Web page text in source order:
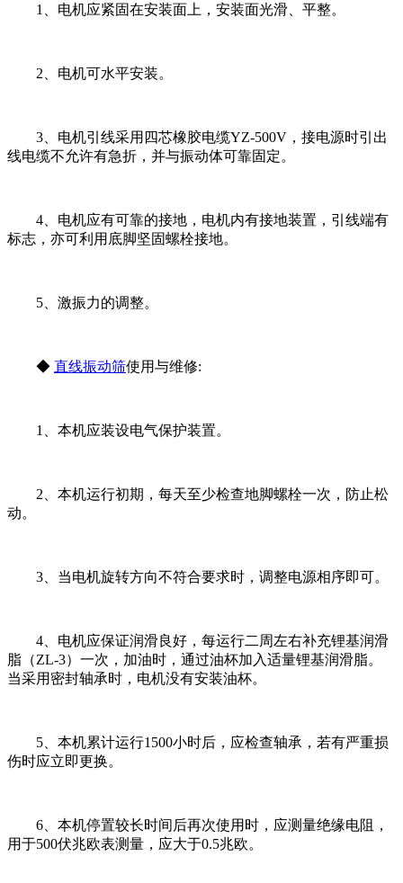
1、电机应紧固在安装面上，安装面光滑、平整。
2、电机可水平安装。
3、电机引线采用四芯橡胶电缆YZ-500V，接电源时引出
线电缆不允许有急折，并与振动体可靠固定。
4、电机应有可靠的接地，电机内有接地装置，引线端有
标志，亦可利用底脚坚固螺栓接地。
5、激振力的调整。
◆ 直线振动筛使用与维修:
1、本机应装设电气保护装置。
2、本机运行初期，每天至少检查地脚螺栓一次，防止松
动。
3、当电机旋转方向不符合要求时，调整电源相序即可。
4、电机应保证润滑良好，每运行二周左右补充锂基润滑
脂（ZL-3）一次，加油时，通过油杯加入适量锂基润滑脂。
当采用密封轴承时，电机没有安装油杯。
5、本机累计运行1500小时后，应检查轴承，若有严重损
伤时应立即更换。
6、本机停置较长时间后再次使用时，应测量绝缘电阻，
用于500伏兆欧表测量，应大于0.5兆欧。